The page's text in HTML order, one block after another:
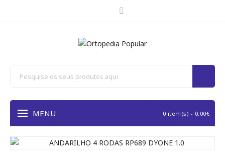
0 item(s) - 0.00€
MENU